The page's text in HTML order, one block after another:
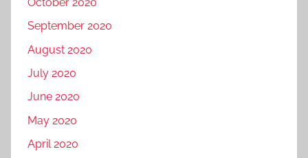
September 2020
August 2020
July 2020
June 2020
May 2020
April 2020